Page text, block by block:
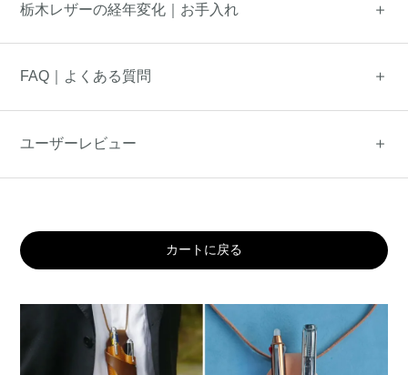
栃木レザーの経年変化｜お手入れ
FAQ｜よくある質問
ユーザーレビュー
カートに戻る